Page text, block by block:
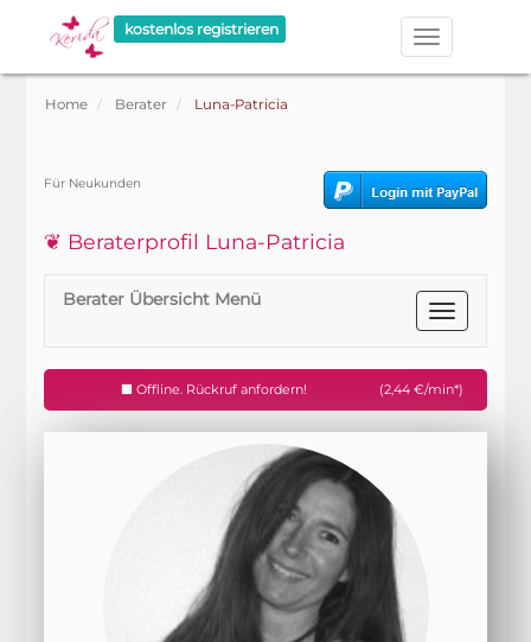
kostenlos registrieren
Home Berater Luna-Patricia
Für Neukunden
❦ Beraterprofil Luna-Patricia
Berater Übersicht Menü
Offline. Rückruf anfordern! (2,44 €/min*)